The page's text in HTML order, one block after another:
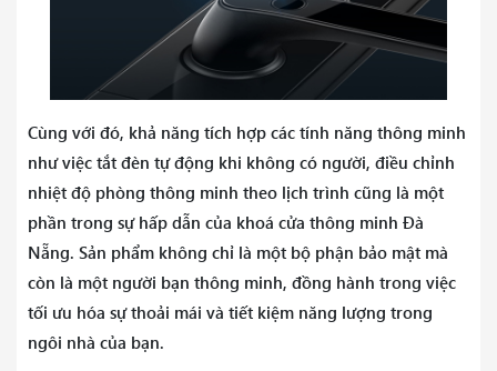
Cùng với đó, khả năng tích hợp các tính năng thông minh
như việc tắt đèn tự động khi không có người, điều chỉnh
nhiệt độ phòng thông minh theo lịch trình cũng là một
phần trong sự hấp dẫn của khoá cửa thông minh Đà
Nẵng. Sản phẩm không chỉ là một bộ phận bảo mật mà
còn là một người bạn thông minh, đồng hành trong việc
tối ưu hóa sự thoải mái và tiết kiệm năng lượng trong
ngôi nhà của bạn.